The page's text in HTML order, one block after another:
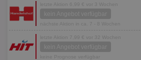
letzte Aktion 6,99 € vor 3 Wochen
kein Angebot verfügbar
nächste Aktion in ca. 7 - 8 Wochen
letzte Aktion 7,99 € vor 32 Wochen
kein Angebot verfügbar
keine Prognose verfügbar